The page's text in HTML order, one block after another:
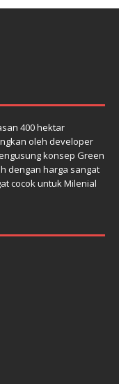
400 hektar
oleh developer
konsep Green
dengan harga sangat
cocok untuk Milenial